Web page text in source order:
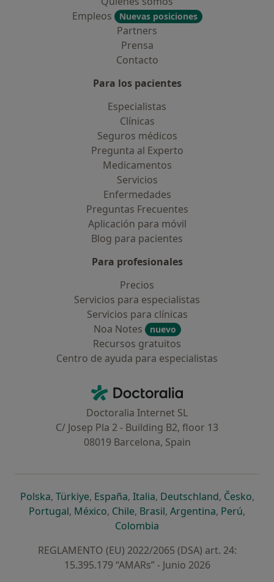
Empleos
Nuevas posiciones
Partners
Prensa
Contacto
Para los pacientes
Especialistas
Clínicas
Seguros médicos
Pregunta al Experto
Medicamentos
Servicios
Enfermedades
Preguntas Frecuentes
Aplicación para móvil
Blog para pacientes
Para profesionales
Precios
Servicios para especialistas
Servicios para clínicas
Noa Notes
nuevo
Recursos gratuitos
Centro de ayuda para especialistas
Doctoralia - Página de inicio
Doctoralia Internet SL
C/ Josep Pla 2 - Building B2, floor 13
08019 Barcelona, Spain
Polskase abre en una nueva pestaña
, Türkiyese abre en una nueva pestaña
, Españase abre en una nueva pestaña
, Italiase abre en una nueva
, Deutschlandse abre en
, Českose
,
Portugalse abre en una nueva pestaña
, Méxicose abre en una nueva pestaña
, Chilese abre en una nueva pestaña
, Brasilse abre en una nueva
, Argentinase abre en
, Perúse
,
Colombia
REGLAMENTO (EU) 2022/2065 (DSA) art. 24:
15.395.179 “AMARs” - Junio 2026